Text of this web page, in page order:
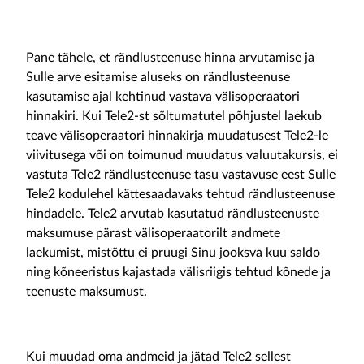
Pane tähele, et rändlusteenuse hinna arvutamise ja
Sulle arve esitamise aluseks on rändlusteenuse
kasutamise ajal kehtinud vastava välisoperaatori
hinnakiri. Kui Tele2-st sõltumatutel põhjustel laekub
teave välisoperaatori hinnakirja muudatusest Tele2-le
viivitusega või on toimunud muudatus valuutakursis, ei
vastuta Tele2 rändlusteenuse tasu vastavuse eest Sulle
Tele2 kodulehel kättesaadavaks tehtud rändlusteenuse
hindadele. Tele2 arvutab kasutatud rändlusteenuste
maksumuse pärast välisoperaatorilt andmete
laekumist, mistõttu ei pruugi Sinu jooksva kuu saldo
ning kõneeristus kajastada välisriigis tehtud kõnede ja
teenuste maksumust.
Kui muudad oma andmeid ja jätad Tele2 sellest